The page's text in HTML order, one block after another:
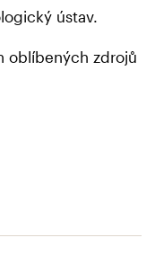
ústav.
oblíbených zdrojů